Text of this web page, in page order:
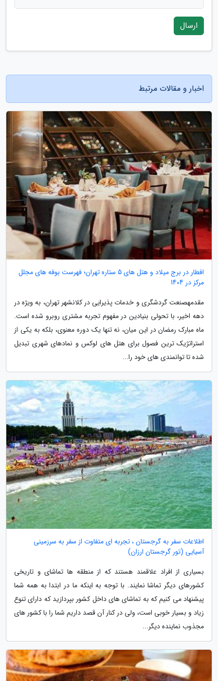
ارسال
اخبار و مقالات مرتبط
افطار در برج میلاد و هتل های 5 ستاره تهران؛ فهرست بوفه های مجلل
مرکز در 1404
مقدمهصنعت گردشگری و خدمات پذیرایی در کلانشهر تهران، به ویژه در
دهه اخیر، با تحولی بنیادین در مفهوم تجربه مشتری روبرو شده است.
ماه مبارک رمضان در این میان، نه تنها یک دوره معنوی، بلکه به یکی از
استراتژیک ترین فصول برای هتل های لوکس و نمادهای شهری تبدیل
شده تا توانمندی های خود را...
اطلاعات سفر به گرجستان ، تجربه ای متفاوت از سفر به سرزمینی
آسیایی (تور گرجستان ارزان)
بسیاری از افراد علاقمند هستند که از منطقه ها تماشای و تاریخی
کشورهای دیگر تماشا نمایند. با توجه به اینکه ما در ابتدا به همه شما
پیشنهاد می کنیم که به تماشای های داخل کشور بپردازید که دارای تنوع
زیاد و بسیار خوبی است، ولی در کنار آن قصد داریم شما را با کشور های
مجذوب نماینده دیگر...